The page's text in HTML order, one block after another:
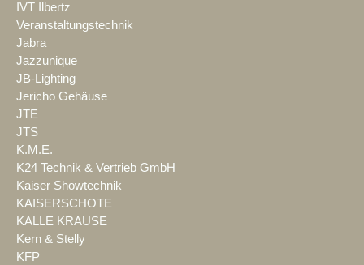
IVT Ilbertz
Veranstaltungstechnik
Jabra
Jazzunique
JB-Lighting
Jericho Gehäuse
JTE
JTS
K.M.E.
K24 Technik & Vertrieb GmbH
Kaiser Showtechnik
KAISERSCHOTE
KALLE KRAUSE
Kern & Stelly
KFP